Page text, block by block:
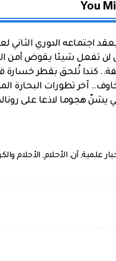
You
اجتماعه الدوري الثاني لعام
لن تفعل شيئا يقوض أمن
كندا تُلحق بقطر خسارة
آخر تطورات البحارة
يشنّ هجوما لاذعا على
علمية, أن, الأحلام, الأحلام